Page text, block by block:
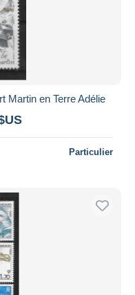
Martin en Terre Adélie
Particulier